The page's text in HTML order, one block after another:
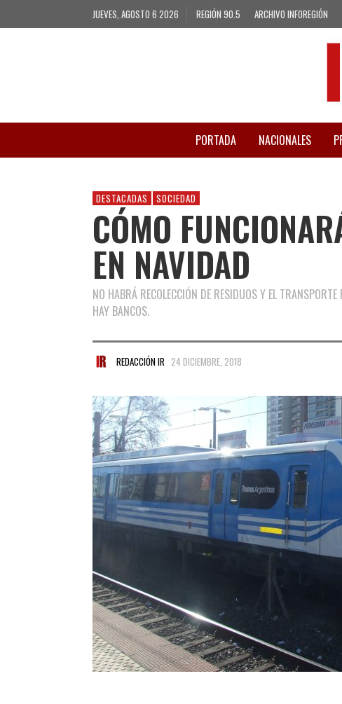
JUEVES, AGOSTO 6 2026 REGIÓN 90.5 ARCHIVO INFOREGIÓN
PORTADA NACIONALES
DESTACADAS SOCIEDAD
CÓMO
EN NAVIDAD
NO HABRÁ RECOLECCIÓN DE RESIDUOS Y EL
HAY BANCOS.
REDACCIÓN IR 24 DICIEMBRE, 2018